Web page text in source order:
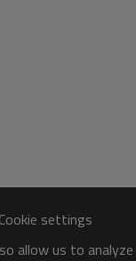
Cookie settings
allow us to